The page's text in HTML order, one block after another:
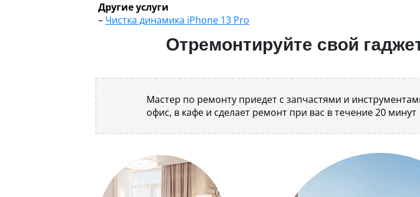
Другие услуги
– Чистка динамика iPhone 13 Pro
Отремонтируйте свой
Мастер по ремонту приедет с запчастями и
офис, в кафе и сделает ремонт при вас в течение 20 минут